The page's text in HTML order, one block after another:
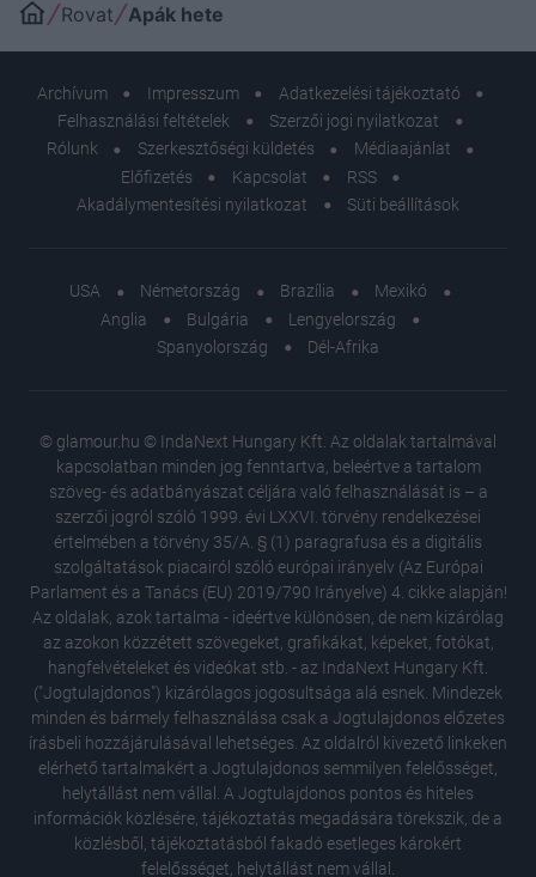
Rovat Apák hete
Archívum Impresszum
Adatkezelési tájékoztató
Felhasználási feltételek
Szerzői jogi nyilatkozat
Rólunk
Szerkesztőségi küldetés
Médiaajánlat
Előfizetés
Kapcsolat
RSS
Akadálymentesítési nyilatkozat
Süti beállítások
USA Németország Brazília
Mexikó
Anglia
Bulgária
Lengyelország
Spanyolország
Dél-Afrika
© glamour.hu © IndaNext Hungary Kft. Az oldalak tartalmával
kapcsolatban minden jog fenntartva, beleértve a tartalom
szöveg- és adatbányászat céljára való felhasználását is – a
szerzői jogról szóló 1999. évi LXXVI. törvény rendelkezései
értelmében a törvény 35/A. § (1) paragrafusa és a digitális
szolgáltatások piacairól szóló európai irányelv (Az Európai
Parlament és a Tanács (EU) 2019/790 Irányelve) 4. cikke alapján!
Az oldalak, azok tartalma - ideértve különösen, de nem kizárólag
az azokon közzétett szövegeket, grafikákat, képeket, fotókat,
hangfelvételeket és videókat stb. - az IndaNext Hungary Kft.
("Jogtulajdonos") kizárólagos jogosultsága alá esnek. Mindezek
minden és bármely felhasználása csak a Jogtulajdonos előzetes
írásbeli hozzájárulásával lehetséges. Az oldalról kivezető linkeken
elérhető tartalmakért a Jogtulajdonos semmilyen felelősséget,
helytállást nem vállal. A Jogtulajdonos pontos és hiteles
információk közlésére, tájékoztatás megadására törekszik, de a
közlésből, tájékoztatásból fakadó esetleges károkért
felelősséget, helytállást nem vállal.